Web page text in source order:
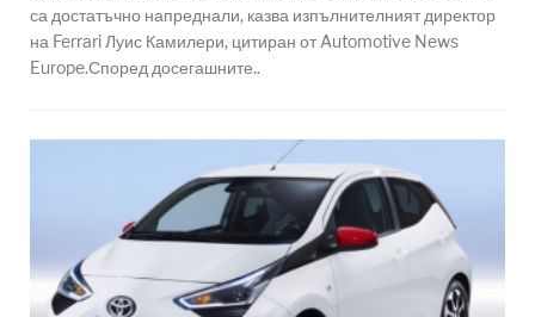
са достатъчно напреднали, казва изпълнителният директор
на Ferrari Луис Камилери, цитиран от Automotive News
Europe.Според досегашните..